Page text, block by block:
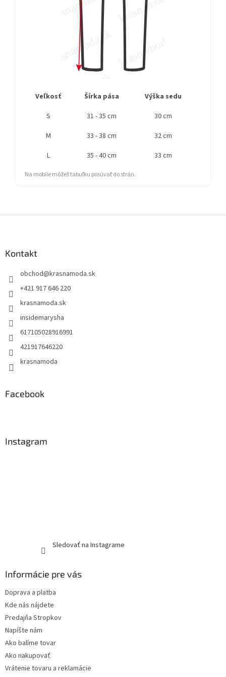
Veľkosť Šírka pása Výška sedu
S
31 - 35 cm
30 cm
M
33 - 38 cm
32 cm
L
35 - 40 cm 33 cm
Na mobile môžeš tabuľku posúvať do strán.
Kontakt
obchod@krasnamoda.sk
+421 917 646 220
krasnamoda.sk
insidemarysha
617105028916991
421917646220
krasnamoda
Facebook
Instagram
Sledovať na Instagrame
Informácie pre vás
Doprava a platba
Kde nás nájdete
Predajňa Stropkov
Napíšte nám
Ako balíme tovar
Ako nakupovať
Vrátenie tovaru a reklamácie